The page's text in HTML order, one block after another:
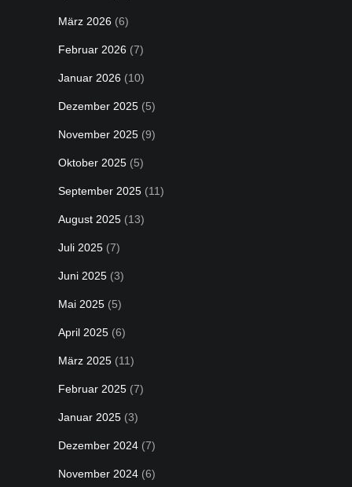
März 2026 (6)
Februar 2026 (7)
Januar 2026 (10)
Dezember 2025 (5)
November 2025 (9)
Oktober 2025 (5)
September 2025 (11)
August 2025 (13)
Juli 2025 (7)
Juni 2025 (3)
Mai 2025 (5)
April 2025 (6)
März 2025 (11)
Februar 2025 (7)
Januar 2025 (3)
Dezember 2024 (7)
November 2024 (6)